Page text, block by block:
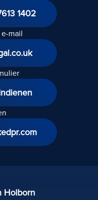
1402
mail
Holborn